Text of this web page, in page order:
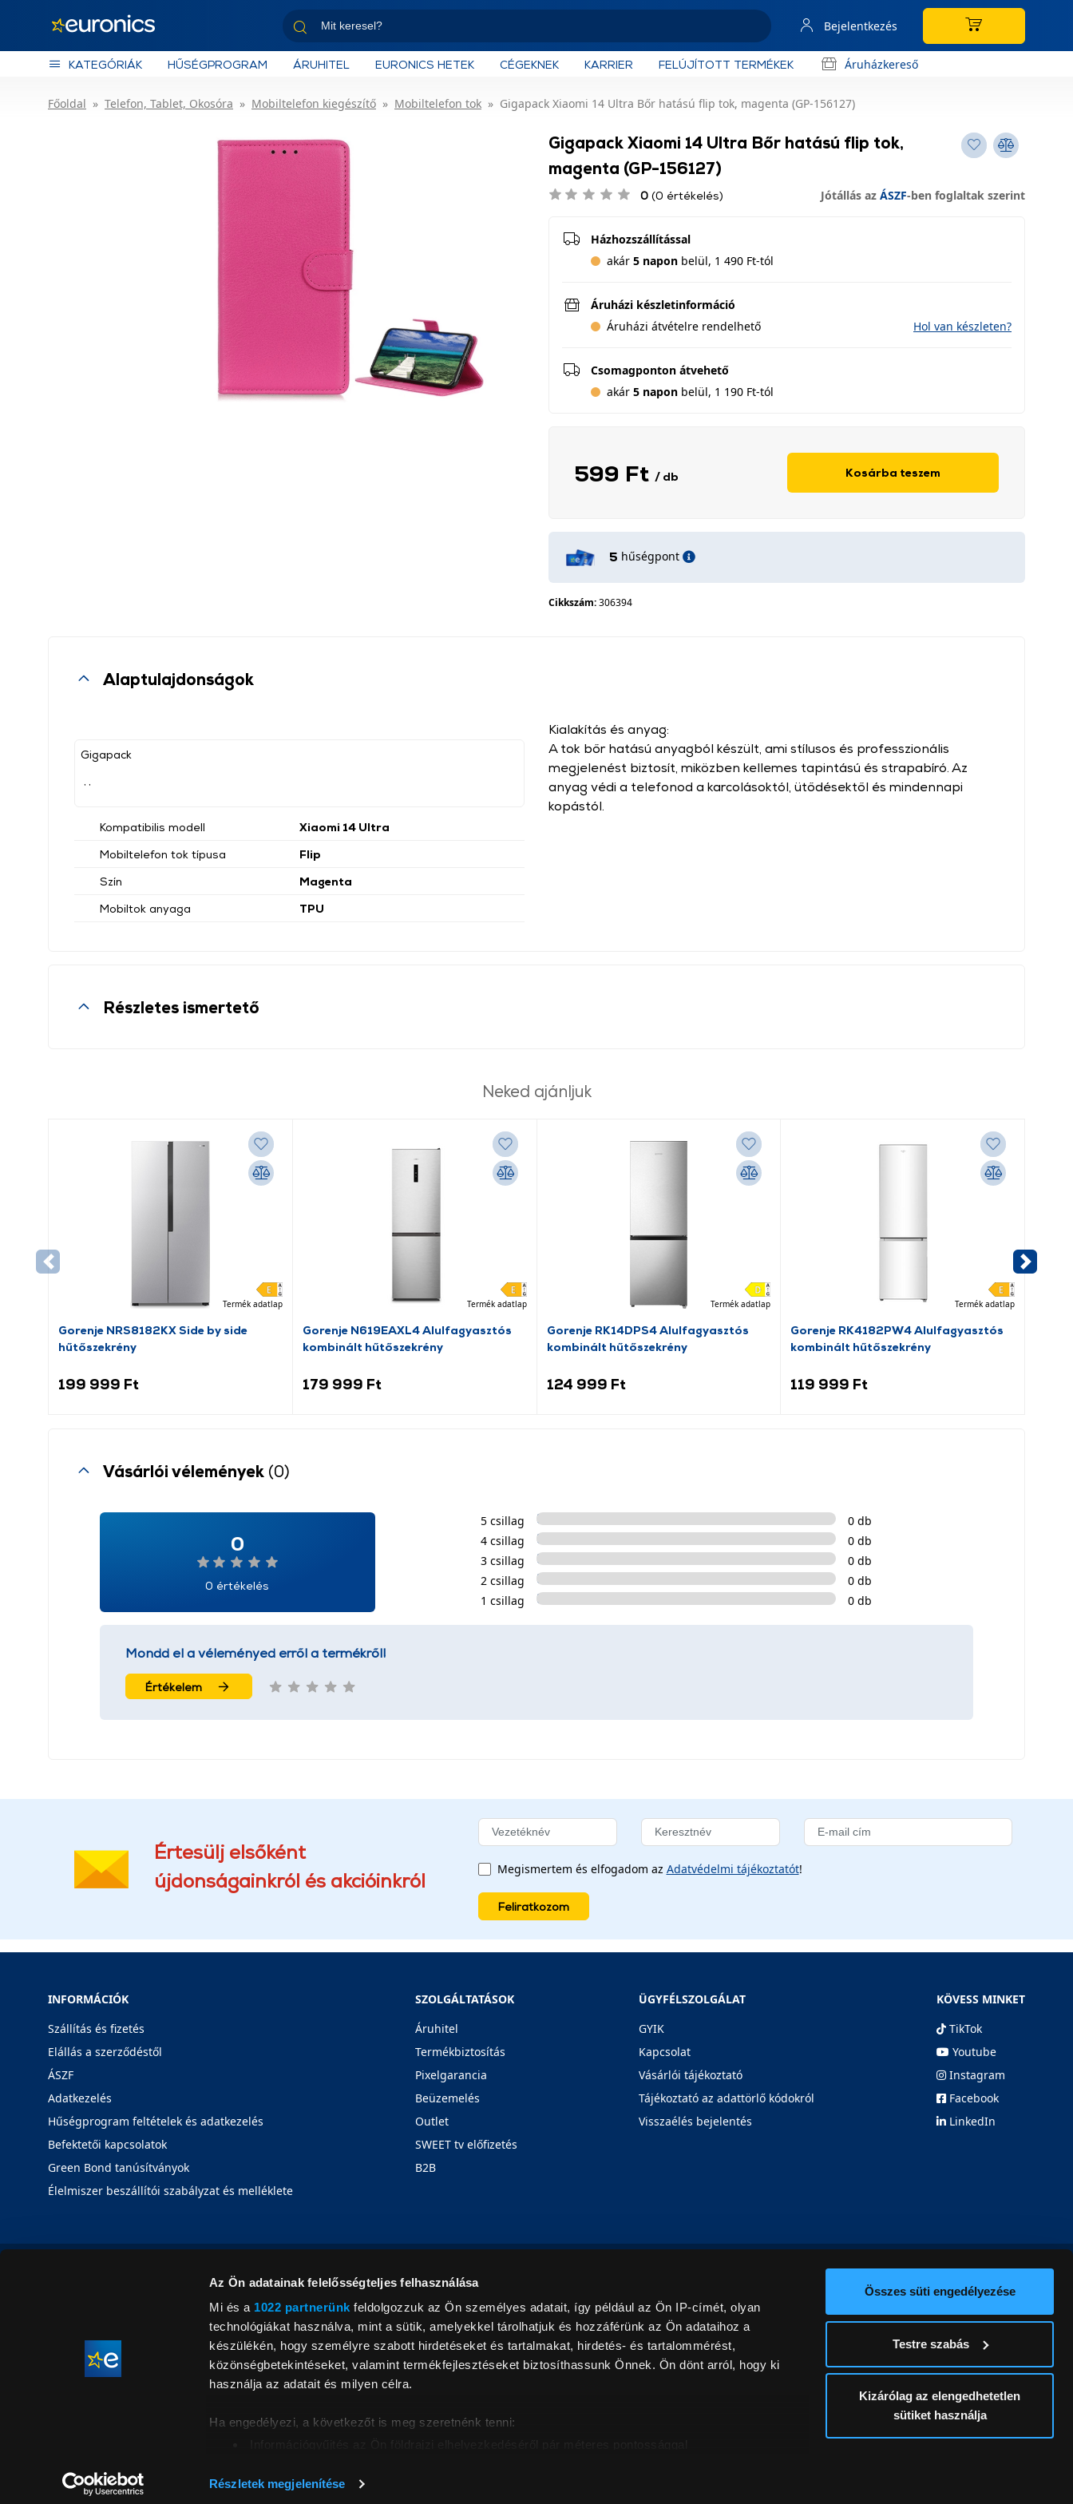
Az Ön adatainak felelősségteljes felhasználása
Mi és a 1022 partnerünk feldolgozzuk az Ön személyes adatait, így például az Ön IP-címét, olyan
technológiákat használva, mint a sütik, amelyekkel tárolhatjuk és hozzáférünk az Ön adataihoz a
készülékén, hogy személyre szabott hirdetéseket és tartalmakat, hirdetés- és tartalommérést,
közönségbetekintéseket, valamint termékfejlesztéseket biztosíthassunk Önnek. Ön dönt arról, hogy ki
használja az adatait és milyen célra.
Ha engedélyezi, a következőt is meg szeretnénk tenni:
ellenőrzésével
Részletek megjelenítése
Összes süti engedélyezése
Testre szabás
Kizárólag az elengedhetetlen
sütiket használja
Bejelentkezés
KATEGÓRIÁK HŰSÉGPROGRAM ÁRUHITEL EURONICS HETEK CÉGEKNEK KARRIER FELÚJÍTOTT TERMÉKEK Áruházkereső
Főoldal Telefon, Tablet, Okosóra Mobiltelefon kiegészítő Mobiltelefon tok Gigapack Xiaomi 14 Ultra Bőr hatású flip tok, magenta (GP-156127)
Gigapack Xiaomi 14 Ultra Bőr hatású flip tok,
magenta (GP-156127)
0 (0 értékelés) Jótállás az ÁSZF-ben foglaltak szerint
Házhozszállítással
akár 5 napon belül, 1 490 Ft-tól
Áruházi készletinformáció
Áruházi átvételre rendelhető
Hol van készleten?
Csomagponton átvehető
akár 5 napon belül, 1 190 Ft-tól
599 Ft / db Kosárba teszem
5 hűségpont
Cikkszám:306394
Alaptulajdonságok
Gigapack
Kompatibilis modell
Xiaomi 14 Ultra
Mobiltelefon tok típusa
Flip
Szín
Magenta
Mobiltok anyaga
TPU
Kialakítás és anyag:
A tok bőr hatású anyagból készült, ami stílusos és professzionális
megjelenést biztosít, miközben kellemes tapintású és strapabíró. Az
anyag védi a telefonod a karcolásoktól, ütődésektől és mindennapi
kopástól.
Részletes ismertető
Neked ajánljuk
Termék adatlap
Gorenje NRS8182KX Side by side
hűtőszekrény
199 999 Ft
Termék adatlap
Gorenje N619EAXL4 Alulfagyasztós
kombinált hűtőszekrény
179 999 Ft
Termék adatlap
Gorenje RK14DPS4 Alulfagyasztós
kombinált hűtőszekrény
124 999 Ft
Termék adatlap
Gorenje RK4182PW4 Alulfagyasztós
kombinált hűtőszekrény
119 999 Ft
Vásárlói vélemények (0)
0
0 értékelés
5 csillag
0 db
4 csillag
0 db
3 csillag
0 db
2 csillag
0 db
1 csillag
0 db
Mondd el a véleményed erről a termékről!
Értékelem
Értesülj elsőként
újdonságainkról és akcióinkról
Megismertem és elfogadom az Adatvédelmi tájékoztatót!
Feliratkozom
INFORMÁCIÓK
Szállítás és fizetés
Elállás a szerződéstől
ÁSZF
Adatkezelés
Hűségprogram feltételek és adatkezelés
Befektetői kapcsolatok
Green Bond tanúsítványok
Élelmiszer beszállítói szabályzat és melléklete
SZOLGÁLTATÁSOK
Áruhitel
Termékbiztosítás
Pixelgarancia
Beüzemelés
Outlet
SWEET tv előfizetés
B2B
ÜGYFÉLSZOLGÁLAT
GYIK
Kapcsolat
Vásárlói tájékoztató
Tájékoztató az adattörlő kódokról
Visszaélés bejelentés
KÖVESS MINKET
TikTok
Youtube
Instagram
Facebook
LinkedIn
© 2026. Minden jog fenntartva! Euronics Műszaki Áruházlánc
feltüntetett árak, képek leírások tájékoztató jellegűek, és nem minősülnek ajánlattételnek, az esetleges pontatlanságért